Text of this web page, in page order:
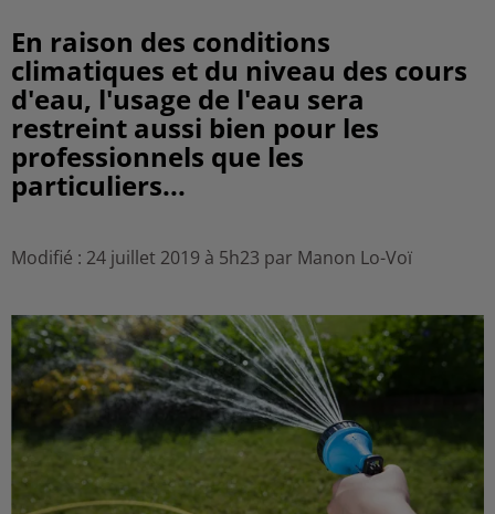
En raison des conditions
climatiques et du niveau des cours
d'eau, l'usage de l'eau sera
restreint aussi bien pour les
professionnels que les
particuliers...
Modifié : 24 juillet 2019 à 5h23 par Manon Lo-Voï